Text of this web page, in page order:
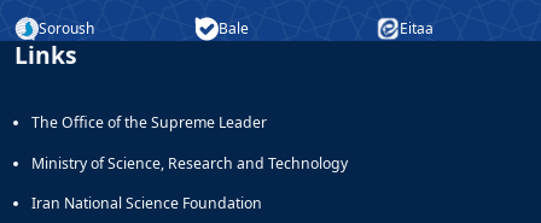
Dean
for
Deputy
Dean
for
Affairs
Soroush Bale Eitaa
Links
The Office of the Supreme Leader
Ministry of Science, Research and Technology
Iran National Science Foundation